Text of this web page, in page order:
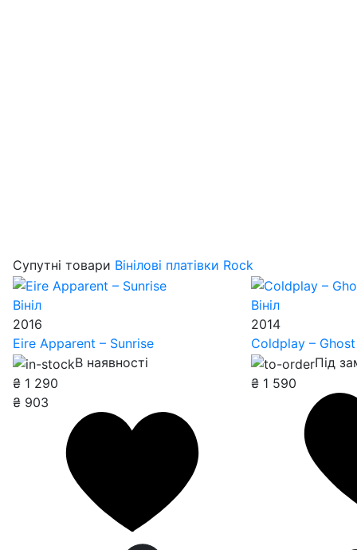
Супутні товари Вінілові платівки Rock
Вініл
2016
Eire Apparent – Sunrise
В наявності
₴ 1 290
₴ 903
Вініл
2014
Coldplay –
Під
₴ 1 590